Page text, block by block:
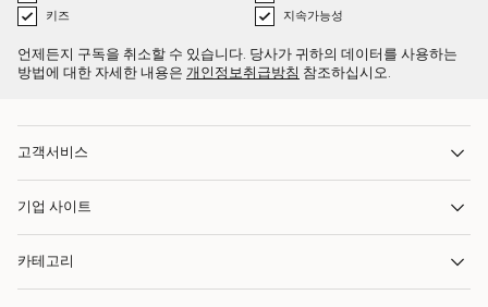
키즈
지속가능성
언제든지 구독을 취소할 수 있습니다. 당사가 귀하의 데이터를 사용하는
방법에 대한 자세한 내용은 개인정보취급방침 참조하십시오.
고객서비스
기업 사이트
카테고리